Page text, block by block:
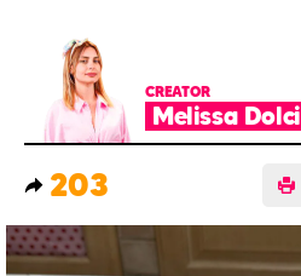
CREATOR
Melissa Dolci
203